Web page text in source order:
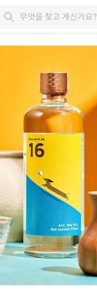
무엇을 찾고 계신가요?